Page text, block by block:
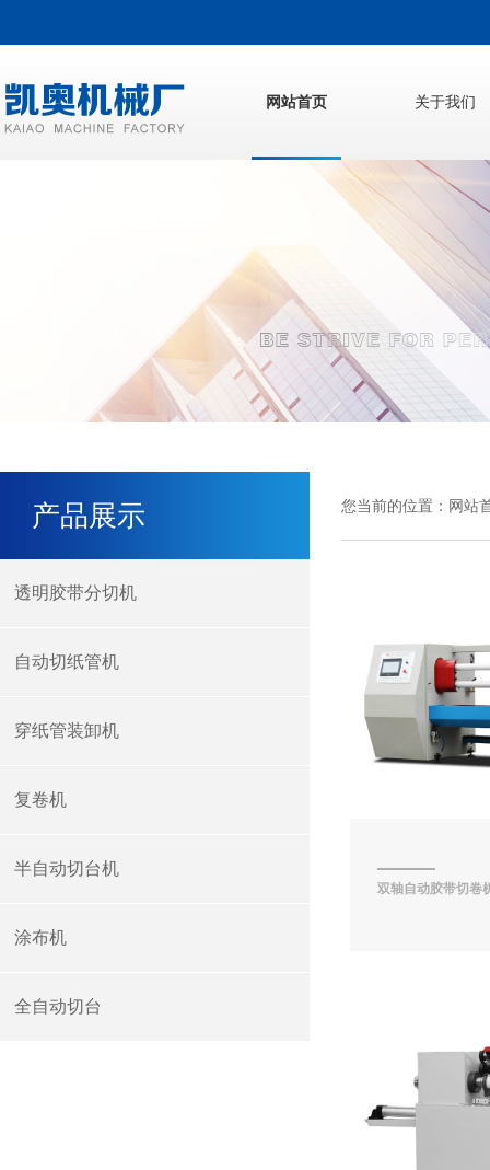
网站首页 关于我们
产品展示
透明胶带分切机
自动切纸管机
穿纸管装卸机
复卷机
半自动切台机
涂布机
全自动切台
您当前的位置： 网站
双轴自动胶带切卷